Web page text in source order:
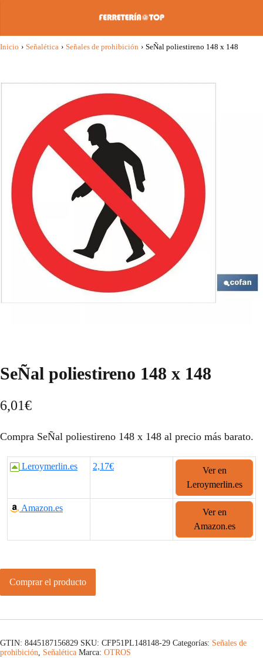
Inicio › Señalética › Señales de prohibición › SeÑal poliestireno 148 x 148
SeÑal poliestireno 148 x 148
6,01€
Compra SeÑal poliestireno 148 x 148 al precio más barato.
Leroymerlin.es 2,17€
Ver en
Leroymerlin.es
Amazon.es
Ver en
Amazon.es
Comprar el producto
GTIN: 8445187156829 SKU: CFP51PL148148-29 Categorías: Señales de
prohibición, Señalética Marca: OTROS